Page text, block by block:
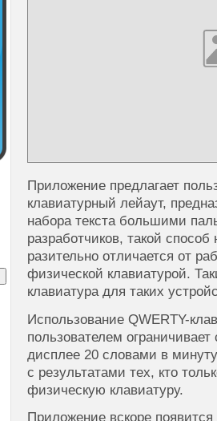
Приложение предлагает
клавиатурный лейаут,
набора текста большими
разработчиков, такой
разительно отличается от
физической клавиатурой.
клавиатура для таких
Использование QWERTY-
пользователем
дисплее 20 словами в
с результатами тех, кто
физическую клавиатуру.
Приложение вскоре